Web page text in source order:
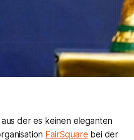
der es keinen eleganten
FairSquare bei der